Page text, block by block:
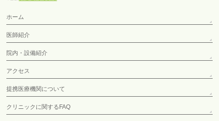
ホーム
医師紹介
院内・設備紹介
アクセス
提携医療機関について
クリニックに関するFAQ